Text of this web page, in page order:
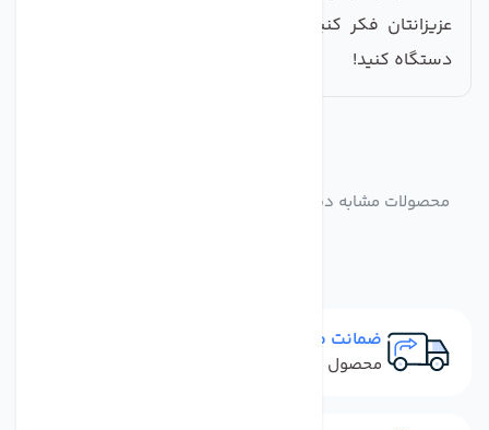
عزیزانتان فکر کنید و همین امروز اقدام به خرید این
دستگاه کنید!
ضمانت مرجوعی
محصول نباید آسیب دیده باشد